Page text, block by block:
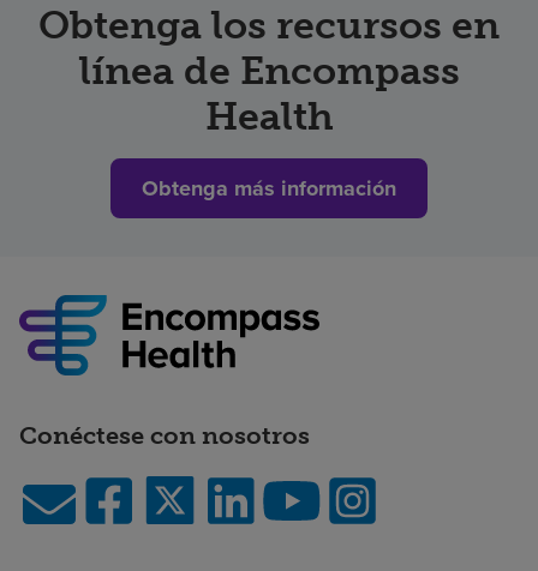
Obtenga los recursos en
línea de Encompass
Health
Obtenga más información
Conéctese con nosotros